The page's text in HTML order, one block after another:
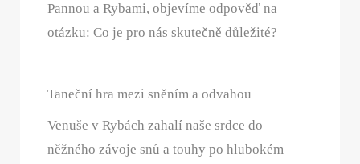
Pannou a Rybami, objevíme odpověď na
otázku: Co je pro nás skutečně důležité?
Taneční hra mezi sněním a odvahou
Venuše v Rybách zahalí naše srdce do
něžného závoje snů a touhy po hlubokém